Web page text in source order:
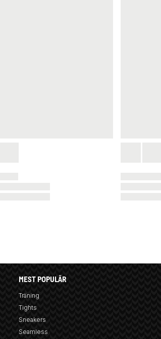
MEST POPULÄR
Träning
Tights
Sneakers
Seamless